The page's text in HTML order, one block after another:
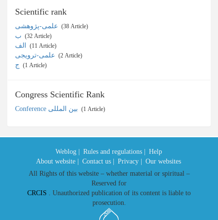
Scientific rank
‎ (38 Article)
‎ (32 Article)
‎ (11 Article)
‎ (2 Article)
‎ (1 Article)
Congress Scientific Rank
‎ (1 Article)
Weblog | Rules and regulations |
Help
About website |
Contact us | Privacy |
Our websites
All Rights of this website – whether material or spiritual –
Reserved for
CRCIS . Unauthorized publication of its content is liable to
prosecution.